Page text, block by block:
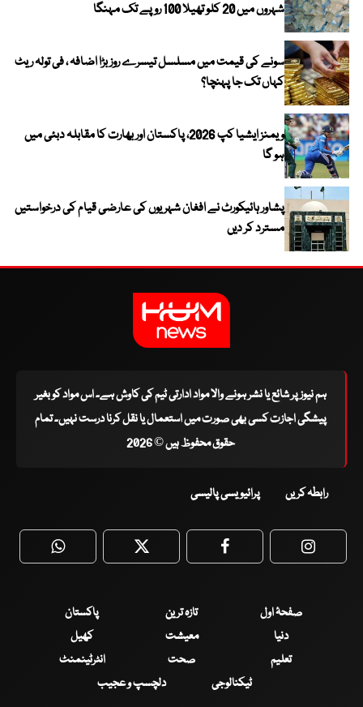
شہروں میں 20 کلو تھیلا 100 روپے تک مہنگا
سونے کی قیمت میں مسلسل تیسرے روز بڑا اضافہ ، فی تولہ ریٹ
کہاں تک جا پہنچا؟
ویمنز ایشیا کپ 2026، پاکستان اور بھارت کا مقابلہ دبئی میں
ہو گا
پشاور ہائیکورٹ نے افغان شہریوں کی عارضی قیام کی درخواستیں
مسترد کر دیں
ہم نیوز پر شائع یا نشر ہونے والا مواد ادارتی ٹیم کی کاوش ہے۔ اس مواد کو بغیر
پیشگی اجازت کسی بھی صورت میں استعمال یا نقل کرنا درست نہیں۔ تمام
حقوق محفوظ ہیں © 2026
رابطہ کریں پرائیویسی پالیسی
WhatsApp Twitter Facebook
صفحۂ اول تازہ ترین
پاکستان
دنیا
معیشت
کھیل
تعلیم
صحت
انٹرٹینمنٹ
ٹیکنالوجی
دلچسپ و عجیب